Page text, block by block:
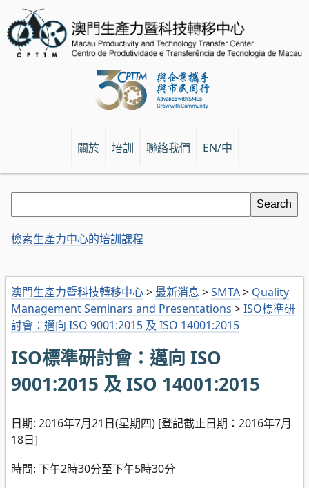
關於 培訓 聯絡我們 EN/中
澳門生產力暨科技轉移中心> 最新消息 >SMTA> Quality
Management Seminars and Presentations >ISO標準研
討會：邁向 ISO 9001:2015 及 ISO 14001:2015
ISO標準研討會：邁向 ISO
9001:2015 及 ISO 14001:2015
日期: 2016年7月21日(星期四) [登記截止日期：2016年7月
18日]
時間: 下午2時30分至下午5時30分
檢索生產力中心的培訓課程